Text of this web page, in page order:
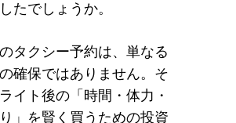
たでしょうか。
タクシー予約は、単なる
確保ではありません。そ
イト後の「時間・体力・
」を賢く買うための投資